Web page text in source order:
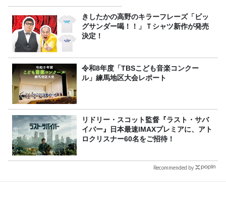
（土）に開催決定！本日より
FC先行受付スタート！きしたかの高野のキラーフレーズ「ビッ
グサンダー喝！！」Ｔシャツ新作が発売
決定！
令和8年度「TBSこども音楽コンクー
ル」練馬地区大会レポート
リドリー・スコット監督『ラスト・サバ
イバー』日本最速IMAXプレミアに、アト
ロクリスナー60名をご招待！
Recommended by